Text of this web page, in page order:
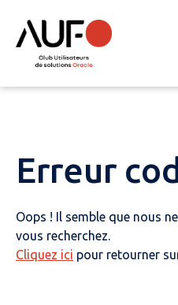
Erreur
Oops ! Il semble que nous
vous recherchez.
Cliquez ici pour retourner